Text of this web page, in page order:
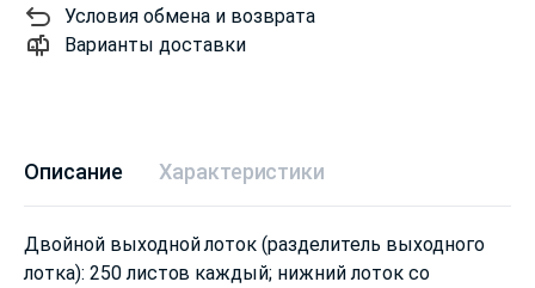
Условия обмена и возврата
Варианты доставки
Описание Характеристики
Двойной выходной лоток (разделитель выходного
лотка): 250 листов каждый; нижний лоток со